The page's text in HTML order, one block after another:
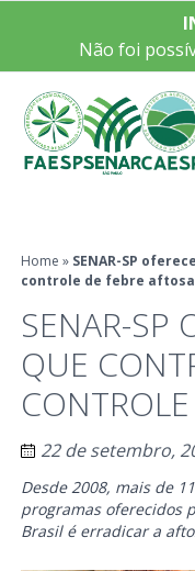
Não foi
Home » SENAR-SP
controle de febre aftosa
SENAR-SP
QUE
22 de setembro,
Desde 2008, mais de
programas oferecidos
Brasil é erradicar a